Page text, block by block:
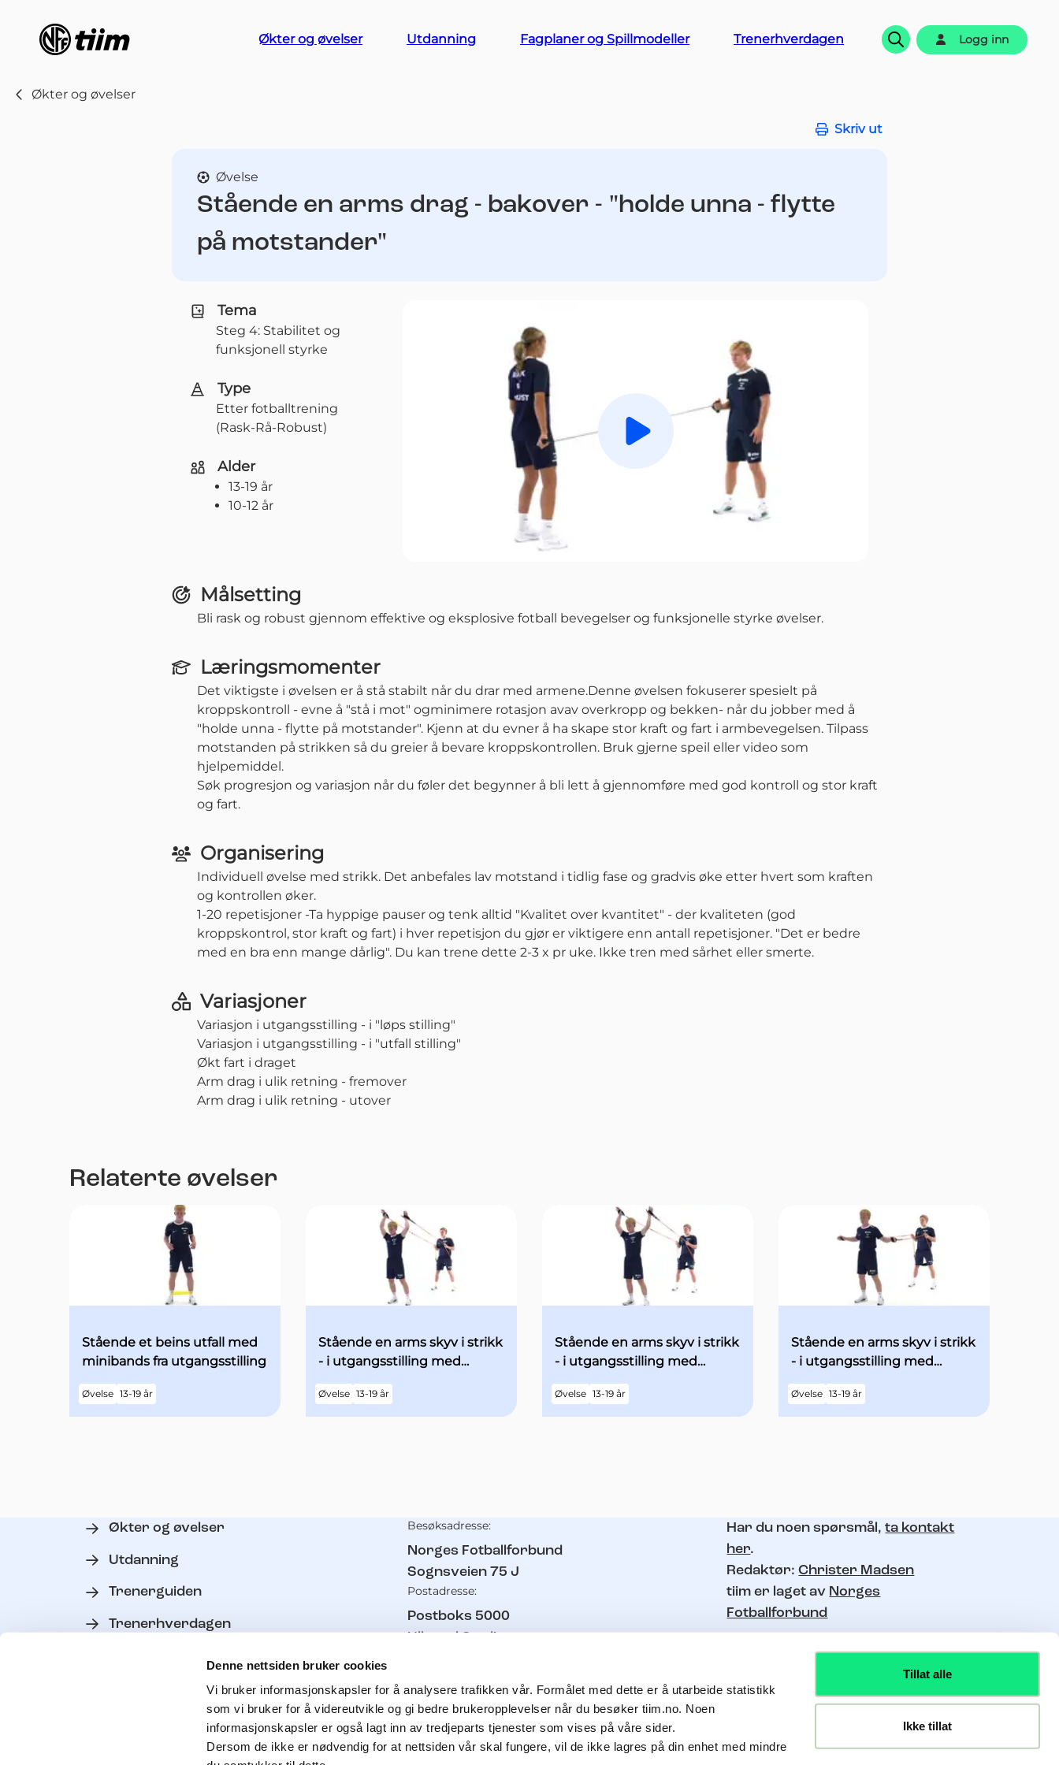
Denne nettsiden bruker cookies
Vi bruker informasjonskapsler for å analysere trafikken vår. Formålet med dette er å utarbeide statistikk
som vi bruker for å videreutvikle og gi bedre brukeropplevelser når du besøker tiim.no. Noen
informasjonskapsler er også lagt inn av tredjeparts tjenester som vises på våre sider.
Dersom de ikke er nødvendig for at nettsiden vår skal fungere, vil de ikke lagres på din enhet med mindre
Tillat alle
Ikke tillat
Økter og øvelser Utdanning Fagplaner og Spillmodeller Trenerhverdagen
Søk
Logg inn
Økter og øvelser
Skriv ut
Øvelse
Stående en arms drag - bakover - "holde unna - flytte
på motstander"
Spill av
Tema
Steg 4: Stabilitet og
funksjonell styrke
Type
Etter fotballtrening
(Rask-Rå-Robust)
Alder
13-19 år
10-12 år
Målsetting
Bli rask og robust gjennom effektive og eksplosive fotball bevegelser og funksjonelle styrke øvelser.
Læringsmomenter
Det viktigste i øvelsen er å stå stabilt når du drar med armene.Denne øvelsen fokuserer spesielt på
kroppskontroll - evne å "stå i mot" ogminimere rotasjon avav overkropp og bekken- når du jobber med å
"holde unna - flytte på motstander". Kjenn at du evner å ha skape stor kraft og fart i armbevegelsen. Tilpass
motstanden på strikken så du greier å bevare kroppskontrollen. Bruk gjerne speil eller video som
hjelpemiddel.
Søk progresjon og variasjon når du føler det begynner å bli lett å gjennomføre med god kontroll og stor kraft
og fart.
Organisering
Individuell øvelse med strikk. Det anbefales lav motstand i tidlig fase og gradvis øke etter hvert som kraften
og kontrollen øker.
1-20 repetisjoner -Ta hyppige pauser og tenk alltid "Kvalitet over kvantitet" - der kvaliteten (god
kroppskontrol, stor kraft og fart) i hver repetisjon du gjør er viktigere enn antall repetisjoner. "Det er bedre
med en bra enn mange dårlig". Du kan trene dette 2-3 x pr uke. Ikke tren med sårhet eller smerte.
Variasjoner
Variasjon i utgangsstilling - i "løps stilling"
Variasjon i utgangsstilling - i "utfall stilling"
Økt fart i draget
Arm drag i ulik retning - fremover
Arm drag i ulik retning - utover
Relaterte øvelser
Stående et beins utfall med
minibands fra utgangsstilling
Øvelse 13-19 år
Stående en arms skyv i strikk
- i utgangsstilling med
begge armene over hodet -
med økt fart
Øvelse 13-19 år
Stående en arms skyv i strikk
- i utgangsstilling med
begge armene over hodet
Øvelse 13-19 år
Stående en arms skyv i strikk
- i utgangsstilling med
begge armene "90grader" ut
til siden - med økt fart
Øvelse 13-19 år
Økter og øvelser
Utdanning
Trenerguiden
Trenerhverdagen
Kontakt trenerutvikler
Kontaktinformasjon
Besøksadresse:
Norges Fotballforbund
Sognsveien 75 J
Postadresse:
Postboks 5000
Ullevaal Stadion
21 02 93 00
Pressetelefon:
91 11 61 56
Har du noen spørsmål,ta kontakt
her.
Redaktør:Christer Madsen
tiim er laget av Norges
Fotballforbund